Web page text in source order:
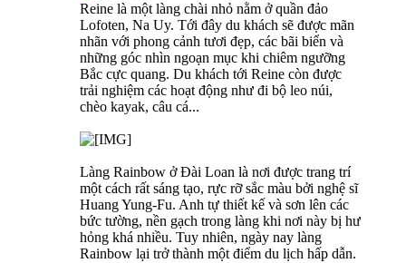
Reine là một làng chài nhỏ nằm ở quần đảo
Lofoten, Na Uy. Tới đây du khách sẽ được mãn
nhãn với phong cảnh tươi đẹp, các bãi biển và
những góc nhìn ngoạn mục khi chiêm ngưỡng
Bắc cực quang. Du khách tới Reine còn được
trải nghiệm các hoạt động như đi bộ leo núi,
chèo kayak, câu cá...
Làng Rainbow ở Đài Loan là nơi được trang trí
một cách rất sáng tạo, rực rỡ sắc màu bởi nghệ sĩ
Huang Yung-Fu. Anh tự thiết kế và sơn lên các
bức tường, nền gạch trong làng khi nơi này bị hư
hỏng khá nhiều. Tuy nhiên, ngày nay làng
Rainbow lại trở thành một điểm du lịch hấp dẫn.